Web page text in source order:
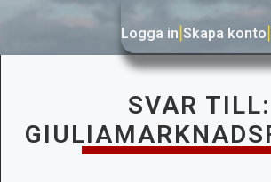
Logga in Skapa konto
SVAR TILL: